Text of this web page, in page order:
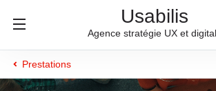
Usabilis
Agence stratégie UX et
Prestations